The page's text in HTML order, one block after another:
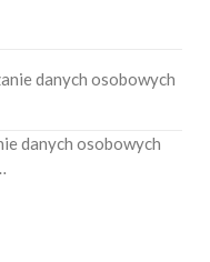
danych osobowych
danych osobowych